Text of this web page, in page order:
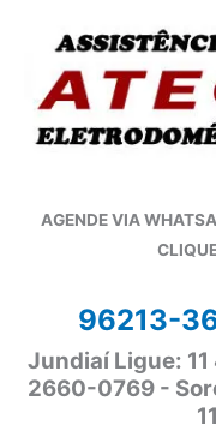
conteúdo
AGENDE VIA
96213-
Jundiaí Ligue:
2660-0769 -